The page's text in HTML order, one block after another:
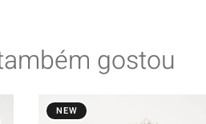
gostou
NEW